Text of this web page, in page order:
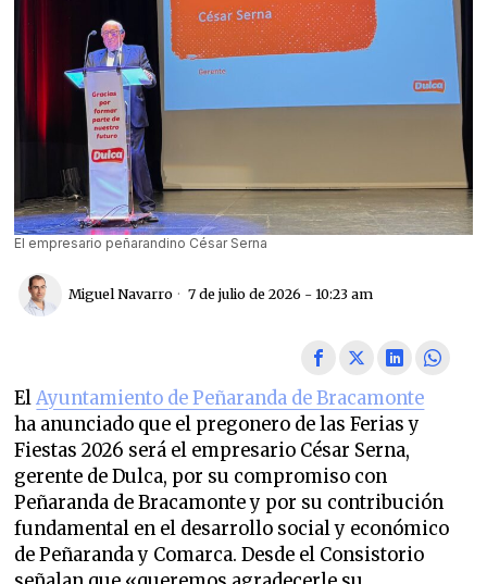
El empresario peñarandino César Serna
Miguel Navarro 7 de julio de 2026 - 10:23 am
ElAyuntamiento de Peñaranda de Bracamonte
ha anunciado que el pregonero de las Ferias y
Fiestas 2026 será el empresario César Serna,
gerente de Dulca, por su compromiso con
Peñaranda de Bracamonte y por su contribución
fundamental en el desarrollo social y económico
de Peñaranda y Comarca. Desde el Consistorio